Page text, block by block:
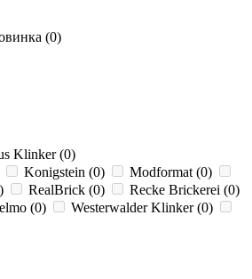
(0)
Klinker(0)
Konigstein (0) Modformat (0)
) RealBrick (0) Recke Brickerei (0)
(0) Westerwalder Klinker(0)